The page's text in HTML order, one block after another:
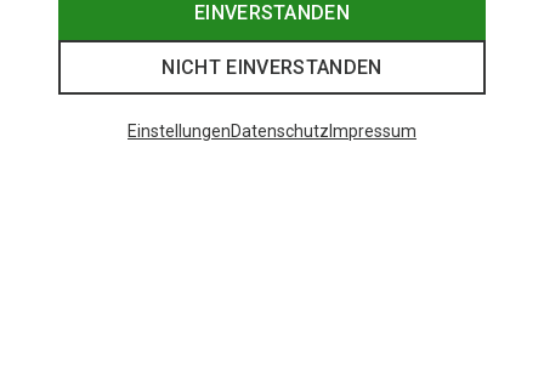
EINVERSTANDEN
NICHT EINVERSTANDEN
EinstellungenDatenschutz Impressum